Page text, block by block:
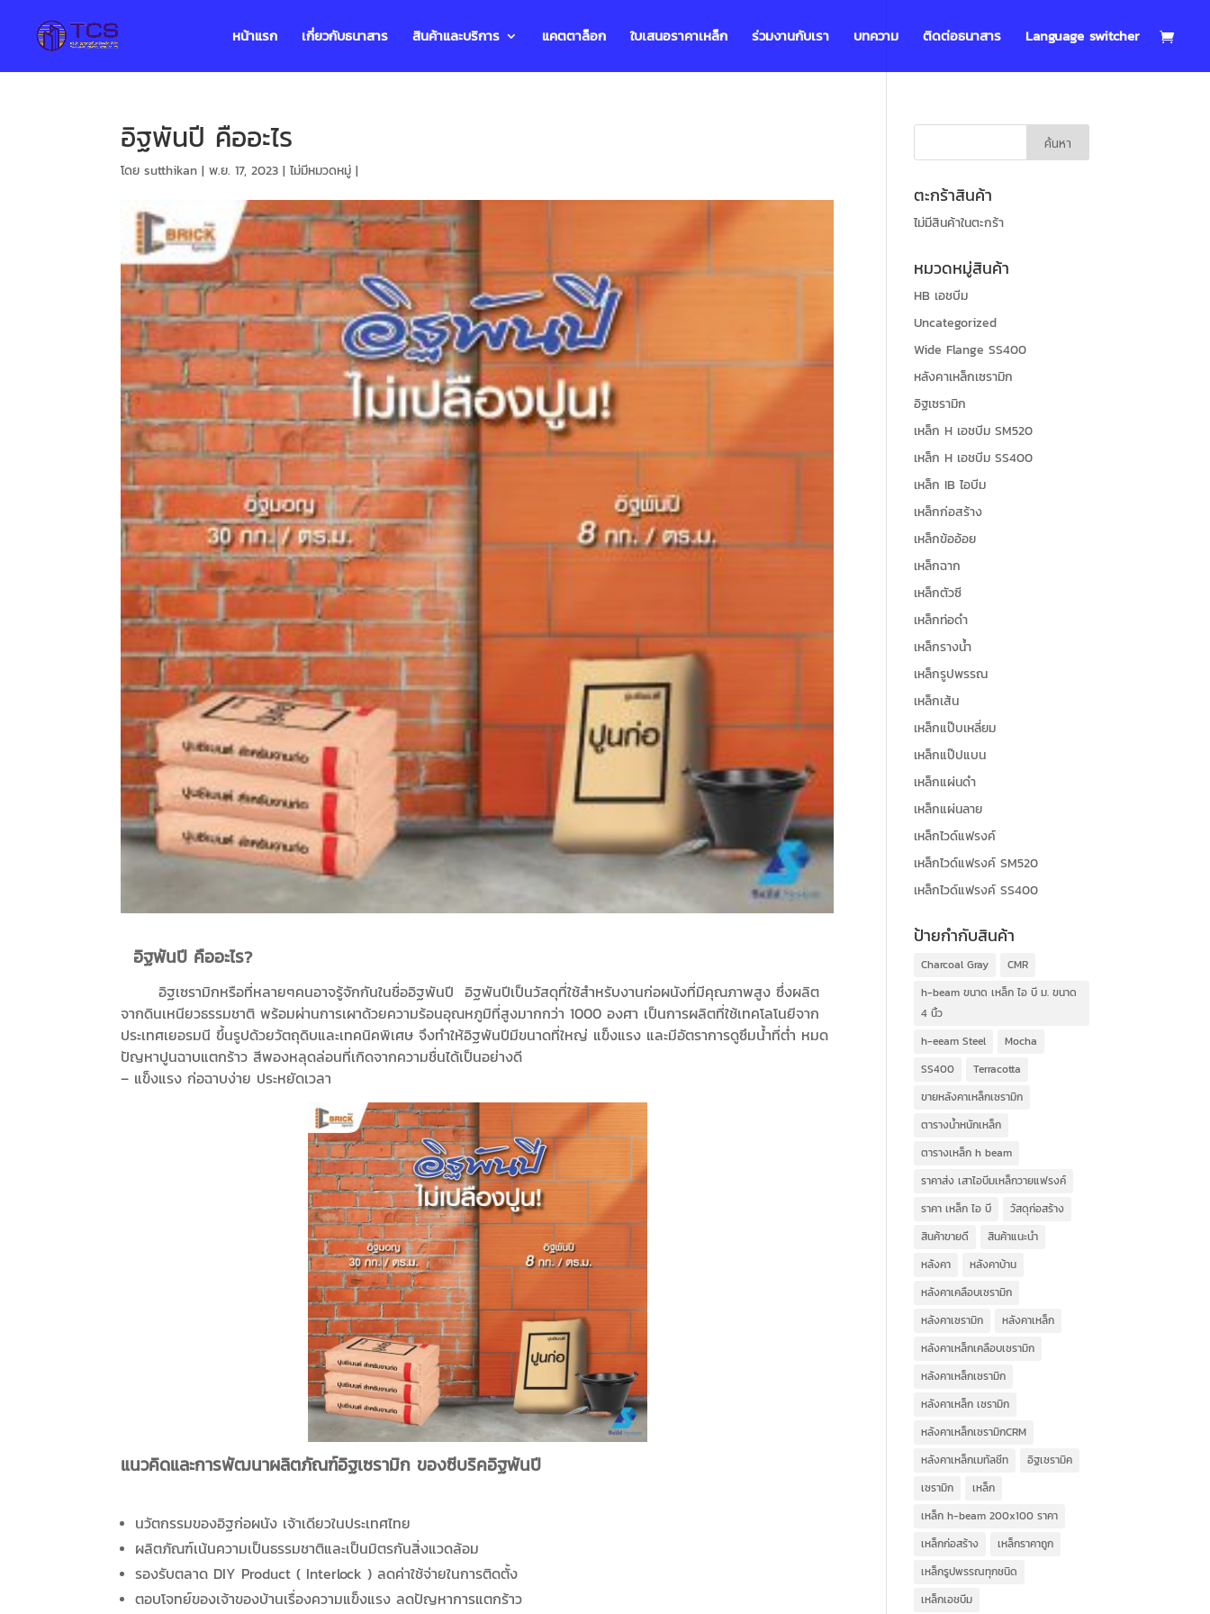
หน้าแรก เกี่ยวกับธนาสาร สินค้าและบริการ แคตตาล็อก ใบเสนอราคาเหล็ก ร่วมงานกับเรา บทความ ติดต่อธนาสาร Language switcher
อิฐพันปี คืออะไร
โดยsutthikan |พ.ย. 17, 2023 |ไม่มีหมวดหมู่ |
อิฐพันปี คืออะไร?
อิฐเซรามิกหรือที่หลายๆคนอาจรู้จักกันในชื่ออิฐพันปี อิฐพันปีเป็นวัสดุที่ใช้สำหรับงานก่อผนังที่มีคุณภาพสูง ซึ่งผลิต
จากดินเหนียวธรรมชาติ พร้อมผ่านการเผาด้วยความร้อนอุณหภูมิที่สูงมากกว่า 1000 องศา เป็นการผลิตที่ใช้เทคโลโนยีจาก
ประเทศเยอรมนี ขึ้นรูปด้วยวัตถุดิบและเทคนิคพิเศษ จึงทำให้อิฐพันปีมีขนาดที่ใหญ่ แข็งแรง และมีอัตราการดูซึมน้ำที่ต่ำ หมด
ปัญหาปูนฉาบแตกร้าว สีพองหลุดล่อนที่เกิดจากความชื่นได้เป็นอย่างดี
– แข็งแรง ก่อฉาบง่าย ประหยัดเวลา
แนวคิดและการพัฒนาผลิตภัณฑ์อิฐเซรามิก ของซีบริคอิฐพันปี
นวัตกรรมของอิฐก่อผนัง เจ้าเดียวในประเทศไทย
ผลิตภัณฑ์เน้นความเป็นธรรมชาติและเป็นมิตรกันสิ่งแวดล้อม
รองรับตลาด DIY Product ( Interlock ) ลดค่าใช้จ่ายในการติดตั้ง
ตอบโจทย์ของเจ้าของบ้านเรื่องความแข็งแรง ลดปัญหาการแตกร้าว
ตะกร้าสินค้า
ไม่มีสินค้าในตะกร้า
หมวดหมู่สินค้า
HB เอชบีม
Uncategorized
Wide Flange SS400
หลังคาเหล็กเซรามิก
อิฐเซรามิก
เหล็ก H เอชบีม SM520
เหล็ก H เอชบีม SS400
เหล็ก IB ไอบีม
เหล็กก่อสร้าง
เหล็กข้ออ้อย
เหล็กฉาก
เหล็กตัวซี
เหล็กท่อดำ
เหล็กรางน้ำ
เหล็กรูปพรรณ
เหล็กเส้น
เหล็กแป๊บเหลี่ยม
เหล็กแป๊ปแบน
เหล็กแผ่นดำ
เหล็กแผ่นลาย
เหล็กไวด์แฟรงค์
เหล็กไวด์แฟรงค์ SM520
เหล็กไวด์แฟรงค์ SS400
ป้ายกำกับสินค้า
Charcoal Gray
CMR
h-beam ขนาด เหล็ก ไอ บี ม. ขนาด
4 นิ้ว
h-eeam Steel
Mocha
SS400
Terracotta
ขายหลังคาเหล็กเซรามิก
ตารางน้ำหนักเหล็ก
ตารางเหล็ก h beam
ราคาส่ง เสาไอบีมเหล็กวายแฟรงค์
ราคา เหล็ก ไอ บี
วัสดุก่อสร้าง
สินค้าขายดี
สินค้าแนะนำ
หลังคา
หลังคาบ้าน
หลังคาเคลือบเซรามิก
หลังคาเซรามิก
หลังคาเหล็ก
หลังคาเหล็กเคลือบเซรามิก
หลังคาเหล็กเซรามิก
หลังคาเหล็ก เซรามิก
หลังคาเหล็กเซรามิกCRM
หลังคาเหล็กเมทัลชีท
อิฐเซรามิค
เซรามิก
เหล็ก
เหล็ก h-beam 200x100 ราคา
เหล็กก่อสร้าง
เหล็กราคาถูก
เหล็กรูปพรรณทุกชนิด
เหล็กเอชบีม